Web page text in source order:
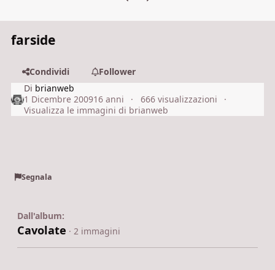
farside
Condividi
Follower
Di brianweb
1 Dicembre 200916 anni
666 visualizzazioni
Visualizza le immagini di brianweb
Segnala
Dall'album:
Cavolate · 2 immagini